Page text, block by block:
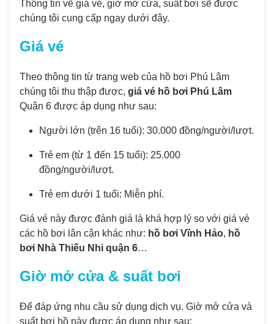
Thông tin về giá vé, giờ mở cửa, suất bơi sẽ được
chúng tôi cung cấp ngay dưới đây.
Giá vé
Theo thông tin từ trang web của hồ bơi Phú Lâm
chúng tôi thu thập được, giá vé hồ bơi Phú Lâm
Quận 6 được áp dụng như sau:
Người lớn (trên 16 tuổi): 30.000 đồng/người/lượt.
Trẻ em (từ 1 đến 15 tuổi): 25.000
đồng/người/lượt.
Trẻ em dưới 1 tuổi: Miễn phí.
Giá vé này được đánh giá là khá hợp lý so với giá vé
các hồ bơi lân cận khác như: hồ bơi Vĩnh Hảo, hồ
bơi Nhà Thiếu Nhi quận 6…
Giờ mở cửa & suất bơi
Để đáp ứng nhu cầu sử dụng dịch vụ. Giờ mở cửa và
suất bơi hồ này được áp dụng như sau: